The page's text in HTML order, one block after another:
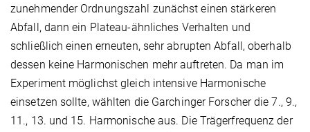
zunehmender Ordnungszahl zunächst einen stärkeren
Abfall, dann ein Plateau-ähnliches Verhalten und
schließlich einen erneuten, sehr abrupten Abfall, oberhalb
dessen keine Harmonischen mehr auftreten. Da man im
Experiment möglichst gleich intensive Harmonische
einsetzen sollte, wählten die Garchinger Forscher die 7., 9.,
11., 13. und 15. Harmonische aus. Die Trägerfrequenz der